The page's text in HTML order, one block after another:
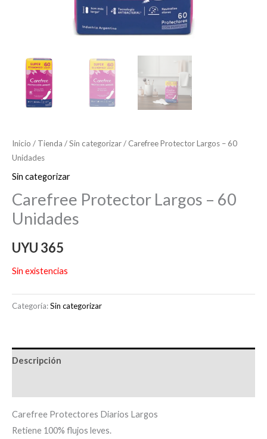
Inicio / Tienda /Sin categorizar/ Carefree Protector Largos – 60
Unidades
Sin categorizar
Carefree Protector Largos – 60
Unidades
UYU 365
Sin existencias
Categoría:Sin categorizar
Descripción
Carefree Protectores Diarios Largos
Retiene 100% flujos leves.